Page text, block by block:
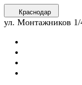
Краснодар
ул. Монтажников